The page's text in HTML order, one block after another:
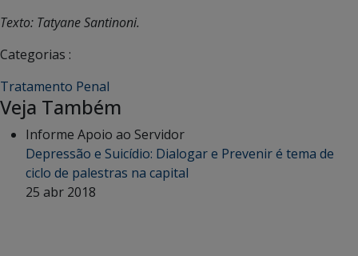
Texto: Tatyane Santinoni.
Categorias :
Tratamento Penal
Veja Também
Informe Apoio ao Servidor
Depressão e Suicídio: Dialogar e Prevenir é tema de
ciclo de palestras na capital
25 abr 2018